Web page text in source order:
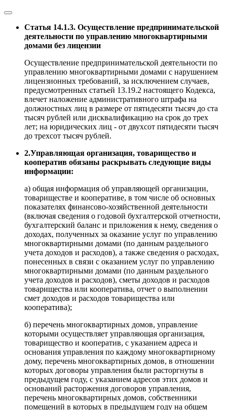
Статья 14.1.3. Осуществление предпринимательской
деятельности по управлению многоквартирными
домами без лицензии
Осуществление предпринимательской деятельности по
управлению многоквартирными домами с нарушением
лицензионных требований, за исключением случаев,
предусмотренных статьей 13.19.2 настоящего Кодекса,
влечет наложение административного штрафа на
должностных лиц в размере от пятидесяти тысяч до ста
тысяч рублей или дисквалификацию на срок до трех
лет; на юридических лиц - от двухсот пятидесяти тысяч
до трехсот тысяч рублей.
2.Управляющая организация, товарищество и
кооператив обязаны раскрывать следующие виды
информации:
а) общая информация об управляющей организации,
товариществе и кооперативе, в том числе об основных
показателях финансово-хозяйственной деятельности
(включая сведения о годовой бухгалтерской отчетности,
бухгалтерский баланс и приложения к нему, сведения о
доходах, полученных за оказание услуг по управлению
многоквартирными домами (по данным раздельного
учета доходов и расходов), а также сведения о расходах,
понесенных в связи с оказанием услуг по управлению
многоквартирными домами (по данным раздельного
учета доходов и расходов), сметы доходов и расходов
товарищества или кооператива, отчет о выполнении
смет доходов и расходов товарищества или
кооператива);
б) перечень многоквартирных домов, управление
которыми осуществляет управляющая организация,
товарищество и кооператив, с указанием адреса и
основания управления по каждому многоквартирному
дому, перечень многоквартирных домов, в отношении
которых договоры управления были расторгнуты в
предыдущем году, с указанием адресов этих домов и
оснований расторжения договоров управления,
перечень многоквартирных домов, собственники
помещений в которых в предыдущем году на общем